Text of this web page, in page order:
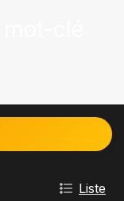
Liste